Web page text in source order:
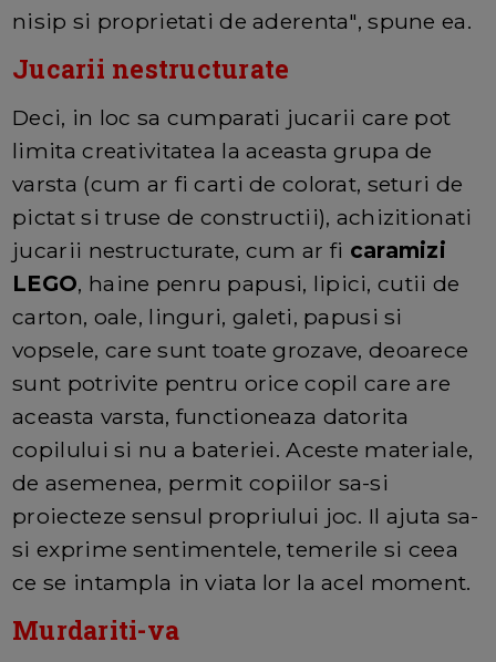
nisip si proprietati de aderenta", spune ea.
Jucarii nestructurate
Deci, in loc sa cumparati jucarii care pot
limita creativitatea la aceasta grupa de
varsta (cum ar fi carti de colorat, seturi de
pictat si truse de constructii), achizitionati
jucarii nestructurate, cum ar fi caramizi
LEGO, haine penru papusi, lipici, cutii de
carton, oale, linguri, galeti, papusi si
vopsele, care sunt toate grozave, deoarece
sunt potrivite pentru orice copil care are
aceasta varsta, functioneaza datorita
copilului si nu a bateriei. Aceste materiale,
de asemenea, permit copiilor sa-si
proiecteze sensul propriului joc. Il ajuta sa-
si exprime sentimentele, temerile si ceea
ce se intampla in viata lor la acel moment.
Murdariti-va